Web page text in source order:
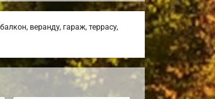
веранду, гараж, террасу,